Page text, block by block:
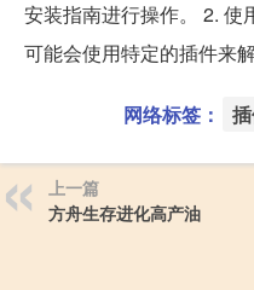
安装指南进行操作。 2. 使
可能会使用特定的插件来
网络标签：
上一篇
方舟生存进化高产油